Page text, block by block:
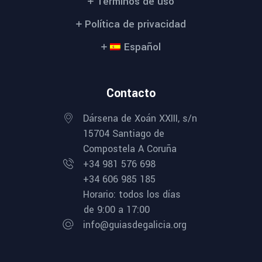
Política de privacidad
Español
Contacto
Dársena de Xoán XXIII, s/n
15704 Santiago de
Compostela A Coruña
+34 981 576 698
+34 606 985 185
Horario: todos los días
de 9:00 a 17:00
info@guiasdegalicia.org